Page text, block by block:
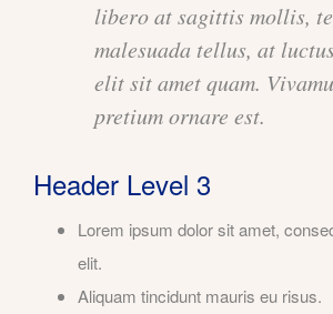
libero at sagittis mollis,
malesuada tellus, at
elit sit amet quam.
pretium ornare est.
Header Level 3
Lorem ipsum dolor sit amet,
elit.
Aliquam tincidunt mauris eu risus.